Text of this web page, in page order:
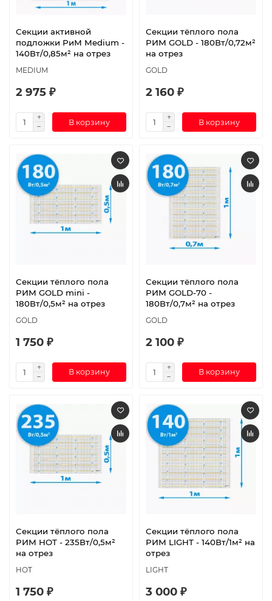
Секции активной
подложки РиМ Medium -
140Вт/0,85м² на отрез
MEDIUM
2 975 ₽
В корзину
Секции тёплого пола
РИМ GOLD - 180Вт/0,72м²
на отрез
GOLD
2 160 ₽
В корзину
Секции тёплого пола
РИМ GOLD mini -
180Вт/0,5м² на отрез
GOLD
1 750 ₽
В корзину
Секции тёплого пола
РИМ GOLD-70 -
180Вт/0,7м² на отрез
GOLD
2 100 ₽
В корзину
Секции тёплого пола
РИМ HOT - 235Вт/0,5м²
на отрез
HOT
1 750 ₽
Секции тёплого пола
РИМ LIGHT - 140Вт/1м² на
отрез
LIGHT
3 000 ₽